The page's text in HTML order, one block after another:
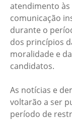
atendimento
comunicação
durante o
dos princípios
moralidade e
candidatos.
As notícias e
voltarão a ser
período de